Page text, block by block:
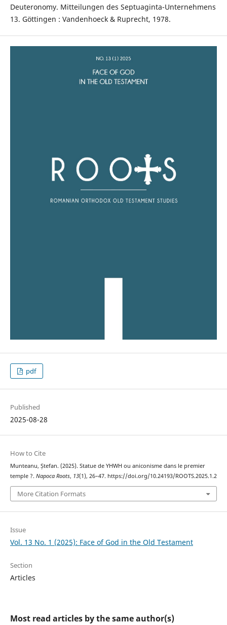
Deuteronomy. Mitteilungen des Septuaginta-Unternehmens
13. Göttingen : Vandenhoeck & Ruprecht, 1978.
pdf
Published
2025-08-28
How to Cite
Munteanu, Ștefan. (2025). Statue de YHWH ou aniconisme dans le premier
temple ?. Napoca Roots, 13(1), 26–47. https://doi.org/10.24193/ROOTS.2025.1.2
More Citation Formats
Issue
Vol. 13 No. 1 (2025): Face of God in the Old Testament
Section
Articles
Most read articles by the same author(s)